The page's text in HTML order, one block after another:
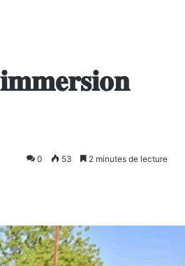
0 53 2 minutes de lecture